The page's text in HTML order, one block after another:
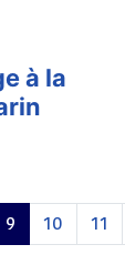
à la
Page 9 sur 11
9 10 11